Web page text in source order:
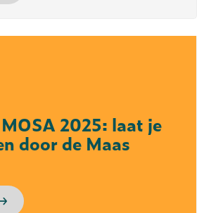
2025: laat je
door de Maas